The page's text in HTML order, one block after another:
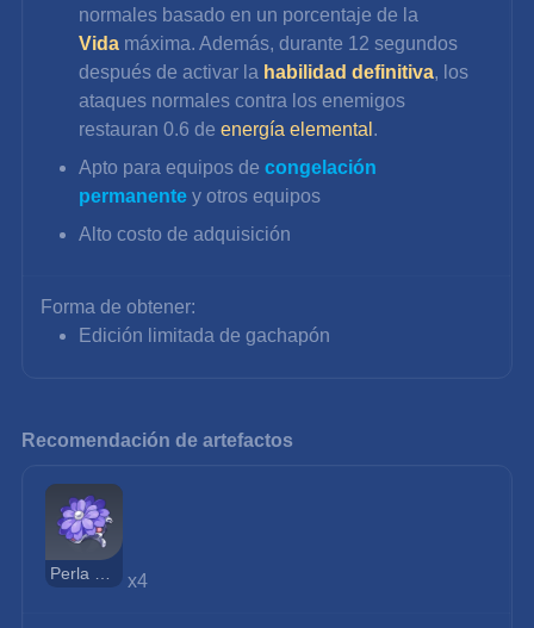
normales basado en un porcentaje de la
Vida máxima. Además, durante 12 segundos
después de activar la habilidad definitiva, los
ataques normales contra los enemigos
restauran 0.6 de energía elemental .
Apto para equipos de congelación
permanente y otros equipos
Alto costo de adquisición
Forma de obtener:
Edición limitada de gachapón
Recomendación de artefactos
x4